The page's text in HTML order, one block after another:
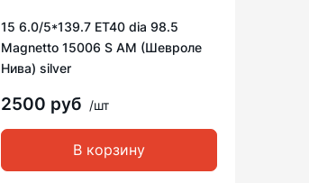
15 6.0/5*139.7 ET40 dia 98.5
Magnetto 15006 S AM (Шевроле
Нива) silver
2500 руб /шт
В корзину